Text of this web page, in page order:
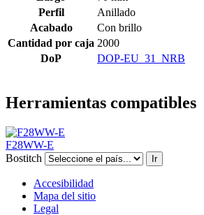
Perfil
Anillado
Acabado
Con brillo
Cantidad por caja 2000
DoP
DOP-EU_31_NRB
Herramientas compatibles
F28WW-E
Bostitch
Ir
Accesibilidad
Mapa del sitio
Legal